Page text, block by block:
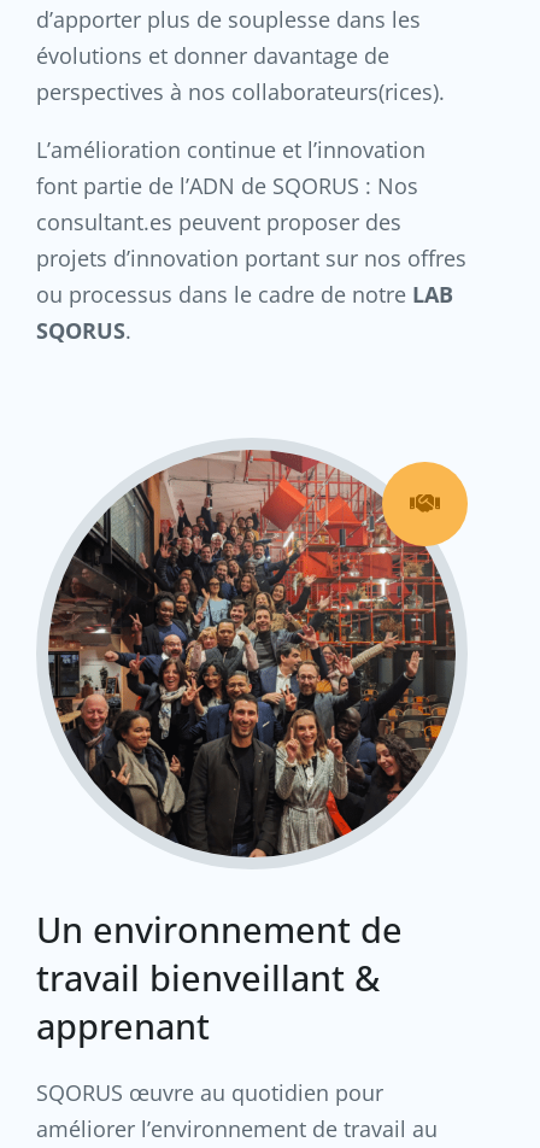
d’apporter plus de souplesse dans les
évolutions et donner davantage de
perspectives à nos collaborateurs(rices).
L’amélioration continue et l’innovation
font partie de l’ADN de SQORUS : Nos
consultant.es peuvent proposer des
projets d’innovation portant sur nos offres
ou processus dans le cadre de notre LAB
SQORUS.

Un environnement de
travail bienveillant &
apprenant
SQORUS œuvre au quotidien pour
améliorer l’environnement de travail au